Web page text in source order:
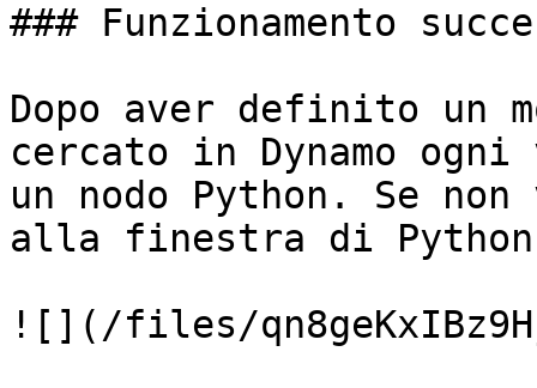
### Funzionamento
Dopo aver definito un
cercato in Dynamo
un nodo Python. Se
alla finestra di
![](/files/